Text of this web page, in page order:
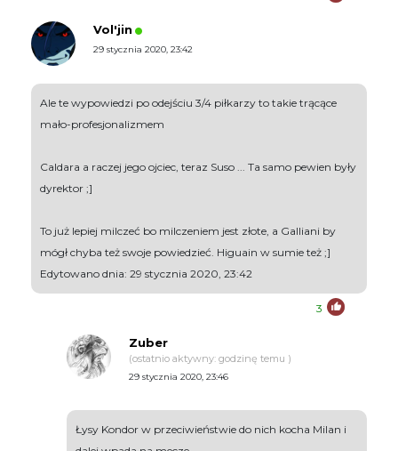
Vol'jin
29 stycznia 2020, 23:42
Ale te wypowiedzi po odejściu 3/4 piłkarzy to takie trącące
mało-profesjonalizmem
Caldara a raczej jego ojciec, teraz Suso ... Ta samo pewien były
dyrektor ;]
To już lepiej milczeć bo milczeniem jest złote, a Galliani by
mógł chyba też swoje powiedzieć. Higuain w sumie też ;]
Edytowano dnia: 29 stycznia 2020, 23:42
3
Zuber
(ostatnio aktywny: godzinę temu )
29 stycznia 2020, 23:46
Łysy Kondor w przeciwieństwie do nich kocha Milan i